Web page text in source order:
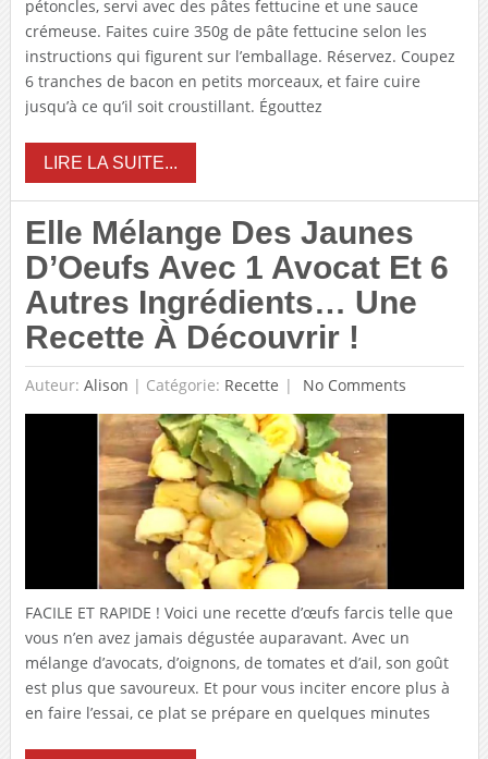
pétoncles, servi avec des pâtes fettucine et une sauce
crémeuse. Faites cuire 350g de pâte fettucine selon les
instructions qui figurent sur l’emballage. Réservez. Coupez
6 tranches de bacon en petits morceaux, et faire cuire
jusqu’à ce qu’il soit croustillant. Égouttez
LIRE LA SUITE...
Elle Mélange Des Jaunes
D’Oeufs Avec 1 Avocat Et 6
Autres Ingrédients… Une
Recette À Découvrir !
Auteur: Alison | Catégorie: Recette No Comments
FACILE ET RAPIDE ! Voici une recette d’œufs farcis telle que
vous n’en avez jamais dégustée auparavant. Avec un
mélange d’avocats, d’oignons, de tomates et d’ail, son goût
est plus que savoureux. Et pour vous inciter encore plus à
en faire l’essai, ce plat se prépare en quelques minutes